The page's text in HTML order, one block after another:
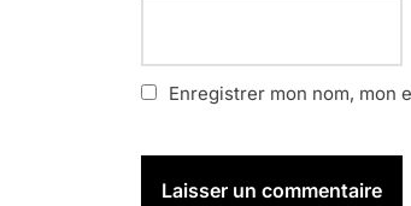
Enregistrer mon nom, mon